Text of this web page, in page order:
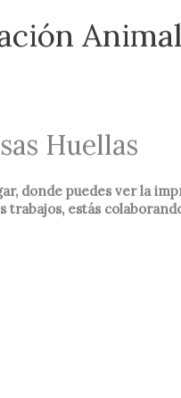
Animal
Huellas
donde puedes ver la
trabajos, estás